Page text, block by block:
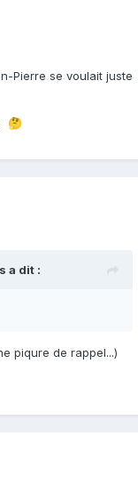
Pierre se voulait juste
🤔
a dit :
piqure de rappel...)